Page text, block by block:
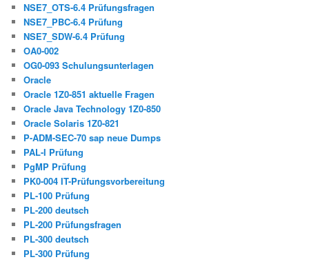
NSE7_OTS-6.4 Prüfungsfragen
NSE7_PBC-6.4 Prüfung
NSE7_SDW-6.4 Prüfung
OA0-002
OG0-093 Schulungsunterlagen
Oracle
Oracle 1Z0-851 aktuelle Fragen
Oracle Java Technology 1Z0-850
Oracle Solaris 1Z0-821
P-ADM-SEC-70 sap neue Dumps
PAL-I Prüfung
PgMP Prüfung
PK0-004 IT-Prüfungsvorbereitung
PL-100 Prüfung
PL-200 deutsch
PL-200 Prüfungsfragen
PL-300 deutsch
PL-300 Prüfung